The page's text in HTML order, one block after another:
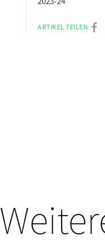
ARTIKEL TEILEN